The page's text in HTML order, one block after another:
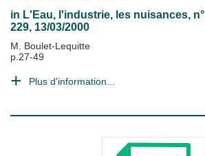
in L'Eau, l'industrie, les nuisances, n°
229, 13/03/2000
M. Boulet-Lequitte
p.27-49
Plus d'information...